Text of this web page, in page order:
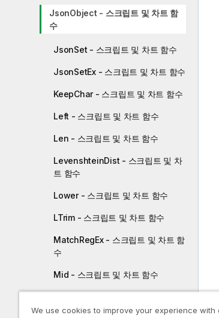
JsonObject - 스크립트 및 차트 함
수
JsonSet - 스크립트 및 차트 함수
JsonSetEx - 스크립트 및 차트 함수
KeepChar - 스크립트 및 차트 함수
Left - 스크립트 및 차트 함수
Len - 스크립트 및 차트 함수
LevenshteinDist - 스크립트 및 차
트 함수
Lower - 스크립트 및 차트 함수
LTrim - 스크립트 및 차트 함수
MatchRegEx - 스크립트 및 차트 함
수
Mid - 스크립트 및 차트 함수
We use cookies to improve your experience with